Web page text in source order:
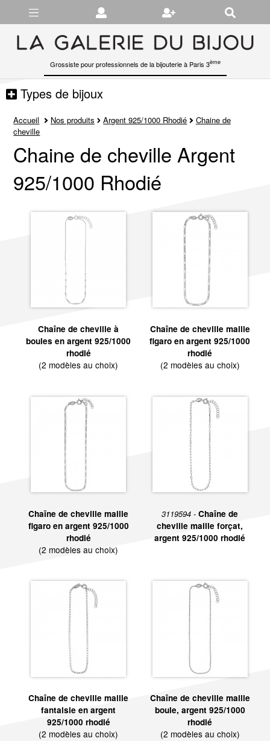
Grossiste pour professionnels de la bijouterie à Paris 3ème
Types de bijoux
Accueil Nos produits Argent 925/1000 Rhodié
Chaine de
cheville
Chaine de cheville Argent
925/1000 Rhodié
Chaîne de cheville à
boules en argent 925/1000
rhodié
(2 modèles au choix)
Chaîne de cheville maille
figaro en argent 925/1000
rhodié
(2 modèles au choix)
Chaîne de cheville maille
figaro en argent 925/1000
rhodié
(2 modèles au choix)
3119594 -Chaîne de
cheville maille forçat,
argent 925/1000 rhodié
Chaîne de cheville maille
fantaisie en argent
925/1000 rhodié
(2 modèles au choix)
Chaîne de cheville maille
boule, argent 925/1000
rhodié
(2 modèles au choix)
Gérer les préférences en matière de cookies